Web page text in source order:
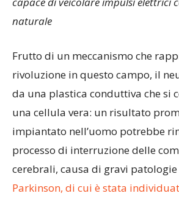
naturale
Frutto di un meccanismo che
rivoluzione in questo campo, il
da una plastica conduttiva che si
una cellula vera: un risultato
impiantato nell’uomo potrebbe
processo di interruzione delle
cerebrali, causa di gravi
Parkinson, di cui è stata